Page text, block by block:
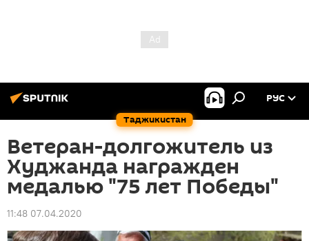
Таджикистан
РУС
Ветеран-долгожитель из
Худжанда награжден
медалью "75 лет Победы"
11:48 07.04.2020